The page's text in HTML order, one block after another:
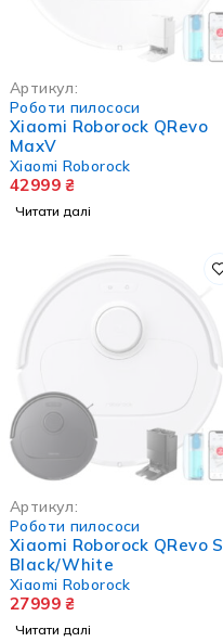
Артикул:
Роботи пилососи
Xiaomi Roborock QRevo
MaxV
Xiaomi Roborock
42999₴
Читати далі
Артикул:
Роботи пилососи
Xiaomi Roborock QRevo S
Black/White
Xiaomi Roborock
27999₴
Читати далі